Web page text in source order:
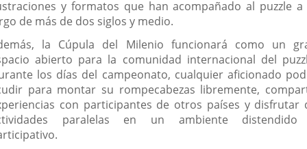
y formatos que han acompañado al puzzle a
de más de dos siglos y medio.
la Cúpula del Milenio funcionará como un
abierto para la comunidad internacional del
los días del campeonato, cualquier aficionado
para montar su rompecabezas libremente,
con participantes de otros países y disfrutar
paralelas en un ambiente